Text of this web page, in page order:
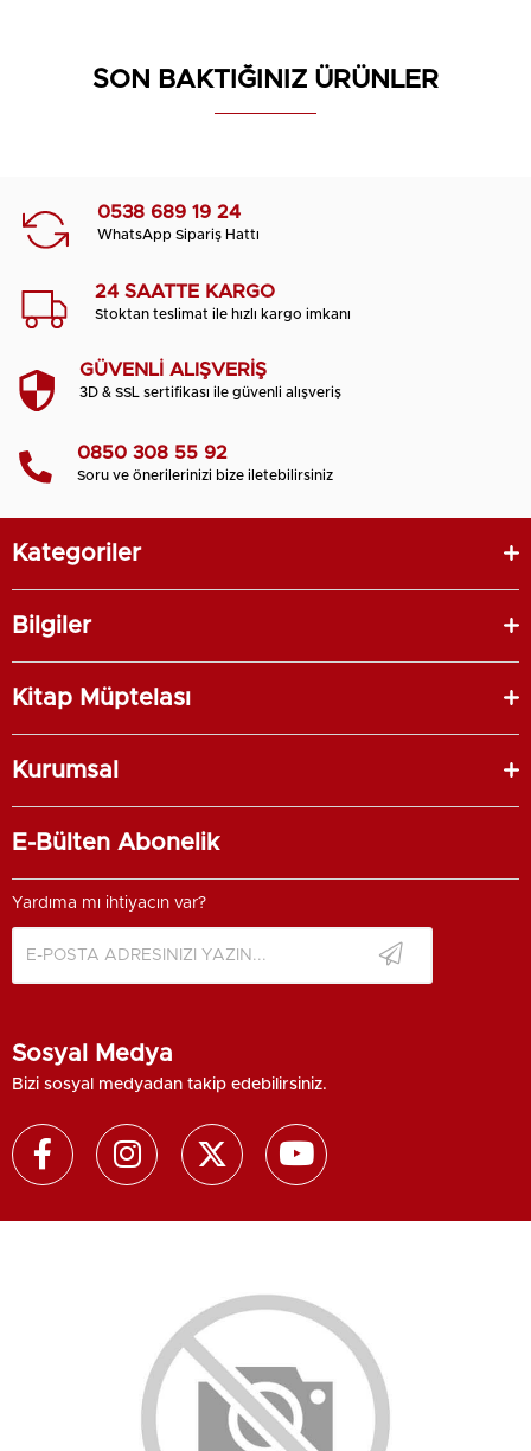
SON BAKTIĞINIZ ÜRÜNLER
0538 689 19 24
WhatsApp Sipariş Hattı
24 SAATTE KARGO
Stoktan teslimat ile hızlı kargo imkanı
GÜVENLİ ALIŞVERİŞ
3D & SSL sertifikası ile güvenli alışveriş
0850 308 55 92
Soru ve önerilerinizi bize iletebilirsiniz
Kategoriler
Bilgiler
Kitap Müptelası
Kurumsal
E-Bülten Abonelik
Yardıma mı ihtiyacın var?
Sosyal Medya
Bizi sosyal medyadan takip edebilirsiniz.